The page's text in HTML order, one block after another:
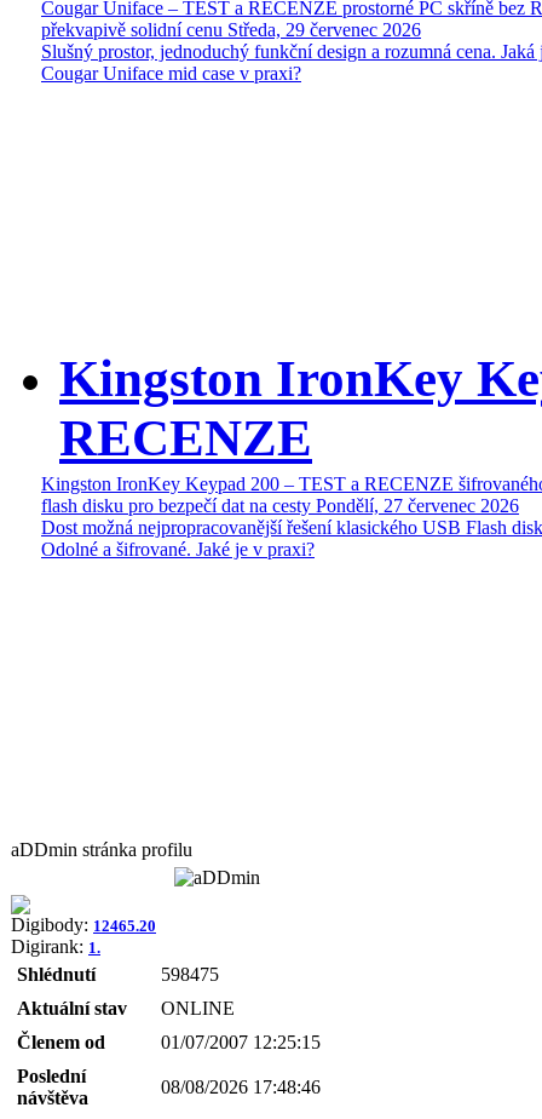
Cougar Uniface – TEST a RECENZE prostorné PC skříně bez
překvapivě solidní cenu Středa, 29 červenec 2026
Slušný prostor, jednoduchý funkční design a rozumná cena. Jaká
Cougar Uniface mid case v praxi?
Kingston IronKey
RECENZE
Kingston IronKey Keypad 200 – TEST a RECENZE
flash disku pro bezpečí dat na cesty Pondělí, 27 červenec 2026
Dost možná nejpropracovanější řešení klasického USB Flash
Odolné a šifrované. Jaké je v praxi?
aDDmin stránka profilu
Digibody: 12465.20
Digirank: 1.
Shlédnutí
598475
Aktuální stav
ONLINE
Členem od
01/07/2007 12:25:15
Poslední
návštěva
08/08/2026 17:48:46